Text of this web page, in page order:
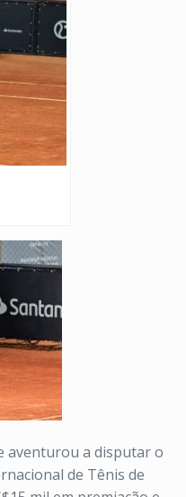
aventurou a disputar o
de Tênis de